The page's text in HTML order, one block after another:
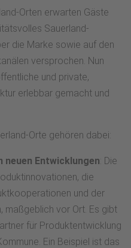
Orten erwarten Gäste
Sauerland-
die Marke sowie auf den
versprochen. Nun
und private,
erlebbar gemacht und
Orte gehören dabei:
neuen Entwicklungen: Die
die
und der
maßgeblich vor Ort. Es gibt
für Produktentwicklung
Ein Beispiel ist das